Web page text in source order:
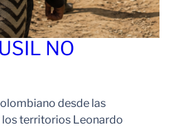
NO
desde las
los territorios Leonardo